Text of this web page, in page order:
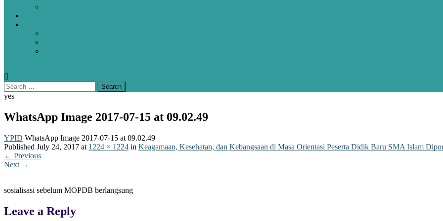
yes
WhatsApp Image 2017-07-15 at 09.02.49
YPID WhatsApp Image 2017-07-15 at 09.02.49
Published July 24, 2017 at 1224 × 1224 in Keagamaan, Kesehatan, dan Kebangsaan di Masa Orientasi Peserta Didik Baru SMA Islam
← Previous
Next →
sosialisasi sebelum MOPDB berlangsung
Leave a Reply